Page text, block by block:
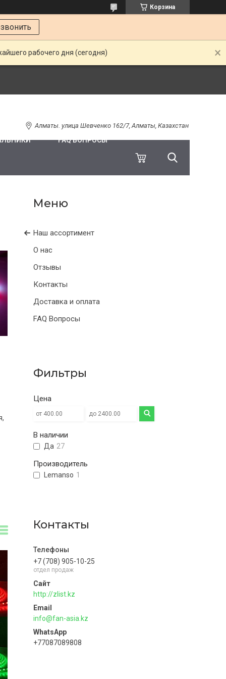
Корзина
рабочего дня (сегодня)
Алматы. улица Шевченко 162/7, Алматы, Казахстан
FAQ ВОПРОСЫ
Наш ассортимент
О нас
Отзывы
Контакты
Доставка и оплата
FAQ Вопросы
Фильтры
Цена
В наличии
Да 27
Производитель
Lemanso 1
Контакты
+7 (708) 905-10-25
отдел продаж
http://zlist.kz
info@fan-asia.kz
+77087089808